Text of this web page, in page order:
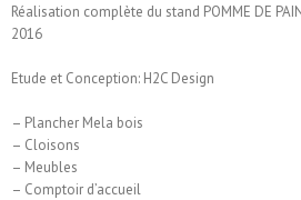
Réalisation complète du stand POMME DE
2016
Etude et Conception: H2C Design
– Plancher Mela bois
– Cloisons
– Meubles
– Comptoir d’accueil